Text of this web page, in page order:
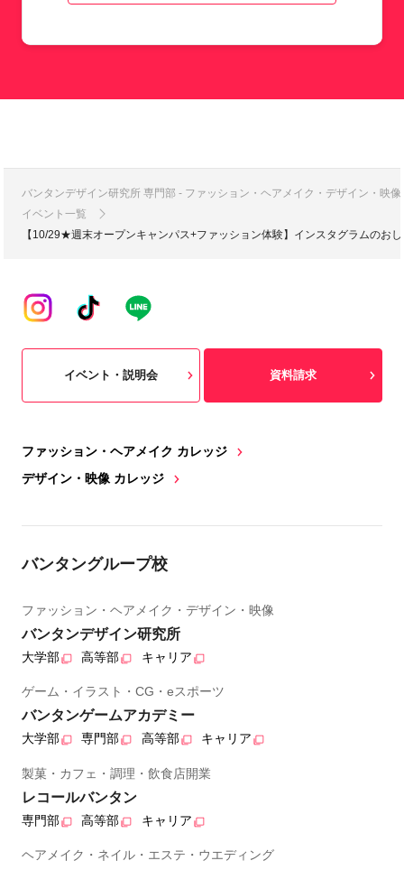
バンタンデザイン研究所 専門部 - ファッション・ヘアメイク・デザイン・映
イベント一覧
【10/29★週末オープンキャンパス+ファッション体験】インスタグラムのお
ファッション・ヘアメイク カレッジ
デザイン・映像 カレッジ
イベント・説明会 資料請求
バンタングループ校
ファッション・ヘアメイク・デザイン・映像
バンタンデザイン研究所
大学部 高等部 キャリア
ゲーム・イラスト・CG・eスポーツ
バンタンゲームアカデミー
大学部 専門部 高等部 キャリア
製菓・カフェ・調理・飲食店開業
レコールバンタン
専門部 高等部 キャリア
ヘアメイク・ネイル・エステ・ウエディング